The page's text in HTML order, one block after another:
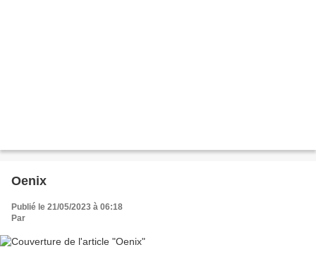
Oenix
Publié le 21/05/2023 à 06:18
Par